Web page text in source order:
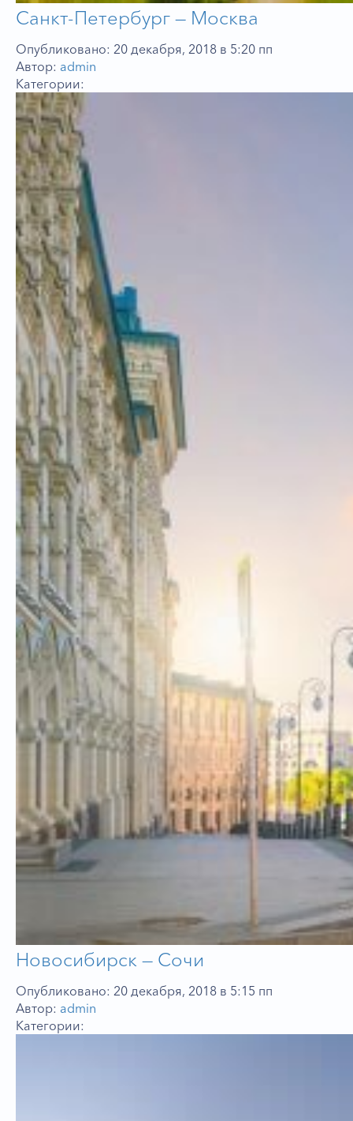
Санкт-Петербург — Москва
Опубликовано: 20 декабря, 2018 в 5:20 пп
Автор: admin
Категории:
Новосибирск — Сочи
Опубликовано: 20 декабря, 2018 в 5:15 пп
Автор: admin
Категории: